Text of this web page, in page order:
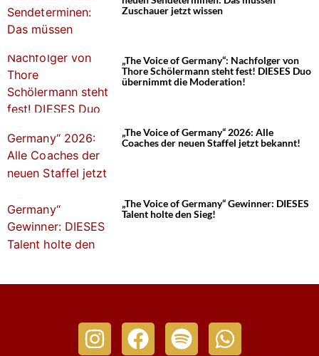
Zuschauer jetzt wissen
„The Voice of Germany“: Nachfolger von
Thore Schölermann steht fest! DIESES Duo
übernimmt die Moderation!
„The Voice of Germany“ 2026: Alle
Coaches der neuen Staffel jetzt bekannt!
„The Voice of Germany“ Gewinner: DIESES
Talent holte den Sieg!